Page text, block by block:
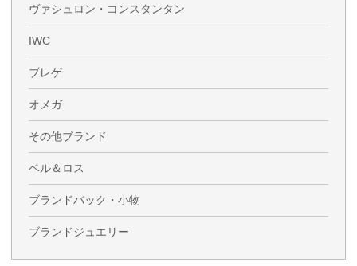
ヴァシュロン・コンスタンタン
IWC
ブレゲ
オメガ
その他ブランド
ベル＆ロス
ブランドバック・小物
ブランドジュエリー